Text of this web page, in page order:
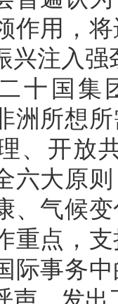
作用，
兴注入强
十国集
洲所想
、开放
六大原
、气候
重点，
际事务